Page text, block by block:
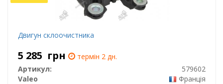
Двигун склоочистника
5 285 грн
термін 2 дн.
Артикул:
579602
Valeo
Франція